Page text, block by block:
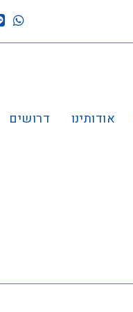
אודותינו דרושים